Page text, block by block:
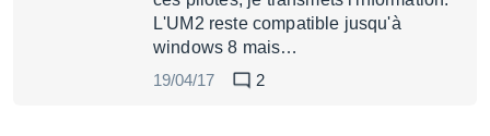
L'UM2 reste compatible jusqu'à
windows 8 mais…
19/04/17
2